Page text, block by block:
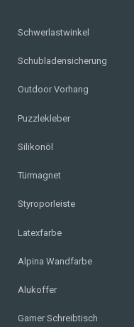
Schwerlastwinkel
Schubladensicherung
Outdoor Vorhang
Puzzlekleber
Silikonöl
Türmagnet
Styroporleiste
Latexfarbe
Alpina Wandfarbe
Alukoffer
Gamer Schreibtisch